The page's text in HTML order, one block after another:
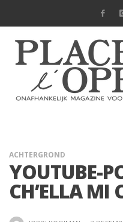
ACHTERGROND
YOUTUBE-
CH’ELLA MI